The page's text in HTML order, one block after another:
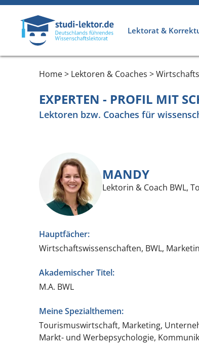
Direkt zum Inhalt
Lektorat &
Home > Lektoren & Coaches >
EXPERTEN - PROFIL MIT
Lektoren bzw. Coaches für
MANDY
Lektorin & Coach BWL,
Hauptfächer:
Wirtschaftswissenschaften, BWL,
Akademischer Titel:
M.A. BWL
Meine Spezialthemen:
Tourismuswirtschaft, Marketing,
Markt- und Werbepsychologie,